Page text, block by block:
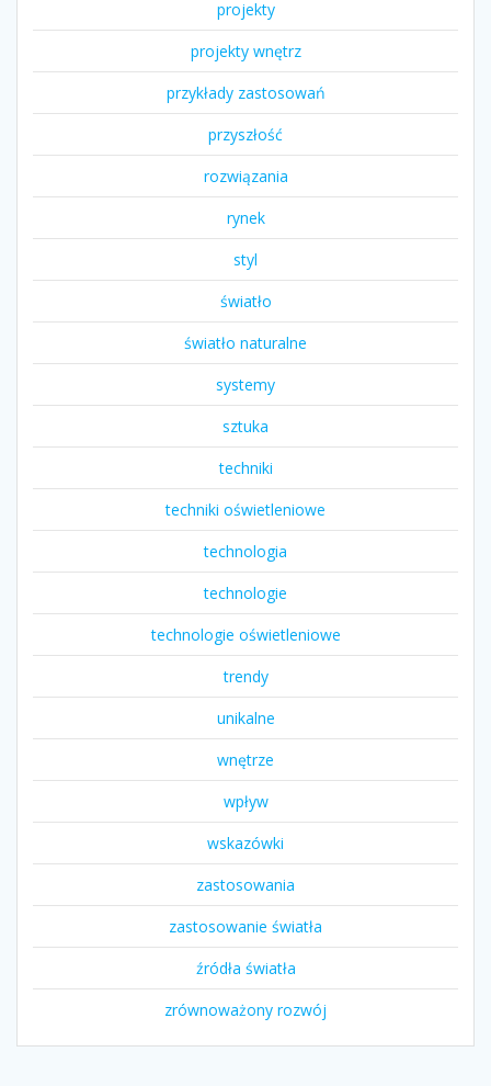
projekty
projekty wnętrz
przykłady zastosowań
przyszłość
rozwiązania
rynek
styl
światło
światło naturalne
systemy
sztuka
techniki
techniki oświetleniowe
technologia
technologie
technologie oświetleniowe
trendy
unikalne
wnętrze
wpływ
wskazówki
zastosowania
zastosowanie światła
źródła światła
zrównoważony rozwój